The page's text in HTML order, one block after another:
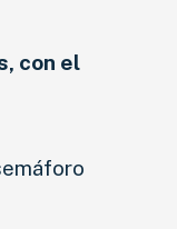
con el